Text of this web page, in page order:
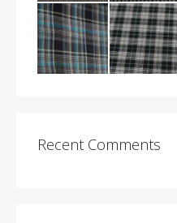
Recent Comments